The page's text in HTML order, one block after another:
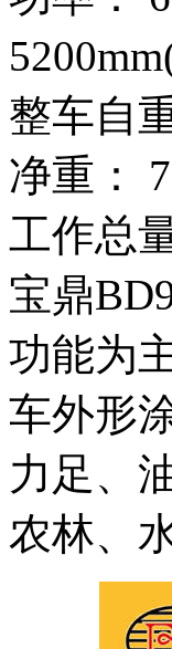
整车自
净重：
工作总
宝鼎
功能为
车外形
力足、
农林、